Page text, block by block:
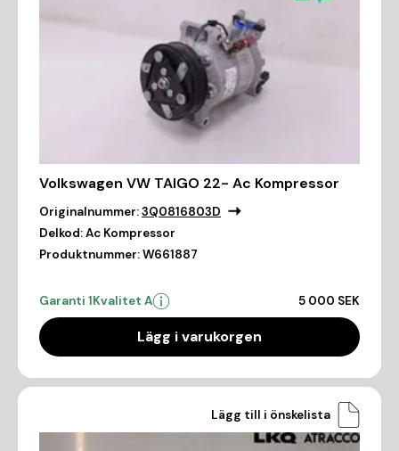
Volkswagen VW TAIGO 22- Ac Kompressor
Originalnummer:3Q0816803D
Delkod:Ac Kompressor
Produktnummer:W661887
Garanti 1Kvalitet A 5 000 SEK
Lägg i varukorgen
Lägg till i önskelista